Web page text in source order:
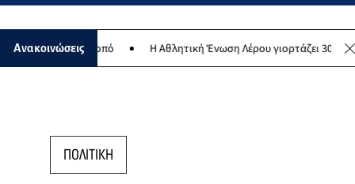
Ανακοινώσεις
σκοπό Η Αθλητική Ένωση Λέρου γιορτάζει 30 χρόνια
ΠΟΛΙΤΙΚΗ